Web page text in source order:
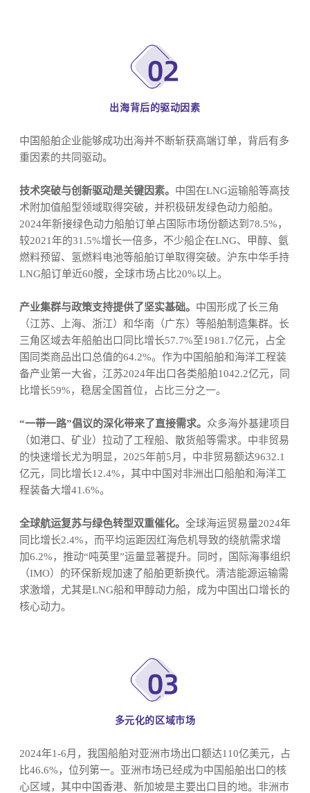
出海背后的驱动因素
中国船舶企业能够成功出海并不断斩获高端订单，背后有多
重因素的共同驱动。
技术突破与创新驱动是关键因素。 中国在LNG运输船等高技
术附加值船型领域取得突破，并积极研发绿色动力船舶。
2024年新接绿色动力船舶订单占国际市场份额达到78.5%，
较2021年的31.5%增长一倍多，不少船企在LNG、甲醇、氨
燃料预留、氢燃料电池等船舶订单取得突破。沪东中华手持
LNG船订单近60艘，全球市场占比20%以上。
产业集群与政策支持提供了坚实基础。 中国形成了长三角
（江苏、上海、浙江）和华南（广东）等船舶制造集群。长
三角区域去年船舶出口同比增长57.7%至1981.7亿元，占全
国同类商品出口总值的64.2%。作为中国船舶和海洋工程装
备产业第一大省，江苏2024年出口各类船舶1042.2亿元，同
比增长59%，稳居全国首位，占比三分之一。
“一带一路”倡议的深化带来了直接需求。 众多海外基建项目
（如港口、矿业）拉动了工程船、散货船等需求。中非贸易
的快速增长尤为明显，2025年前5月，中非贸易额达9632.1
亿元，同比增长12.4%，其中中国对非洲出口船舶和海洋工
程装备大增41.6%。
全球航运复苏与绿色转型双重催化。 全球海运贸易量2024年
同比增长2.4%，而平均运距因红海危机导致的绕航需求增
加6.2%，推动“吨英里”运量显著提升。同时，国际海事组织
（IMO）的环保新规加速了船舶更新换代。清洁能源运输需
求激增，尤其是LNG船和甲醇动力船，成为中国出口增长的
核心动力。
多元化的区域市场
2024年1-6月，我国船舶对亚洲市场出口额达110亿美元，占
比46.6%，位列第一。亚洲市场已经成为中国船舶出口的核
心区域，其中中国香港、新加坡是主要出口目的地。非洲市